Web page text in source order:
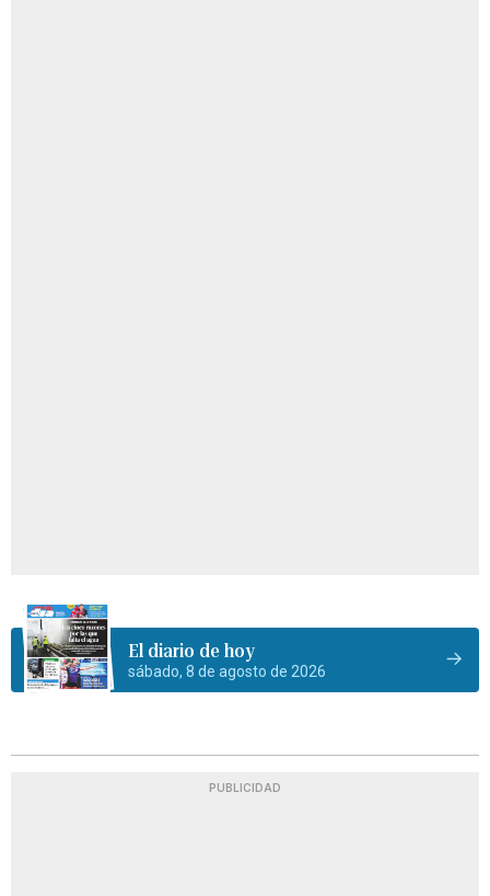
El diario de hoy
sábado, 8 de agosto de 2026
PUBLICIDAD